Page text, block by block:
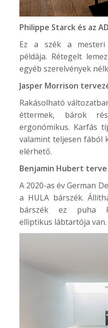
Philippe Starck és az
Ez a szék a mesteri
példája. Rétegelt
egyéb szerelvények
Jasper Morrison
Rakásolható
éttermek, bárok
ergonómikus. Karfás
valamint teljesen fából
elérhető.
Benjamin Hubert terve
A 2020-as év German
a HULA bárszék.
bárszék ez puha
elliptikus lábtartója